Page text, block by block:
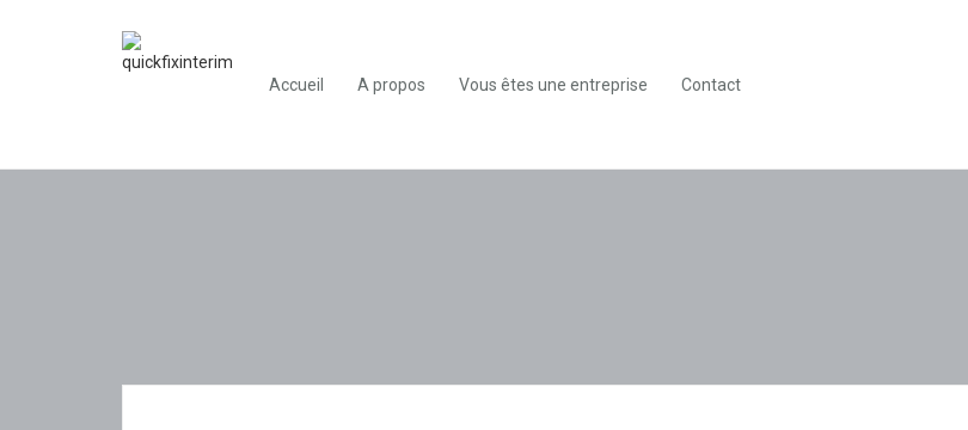
Accueil A propos Vous êtes une entreprise Contact